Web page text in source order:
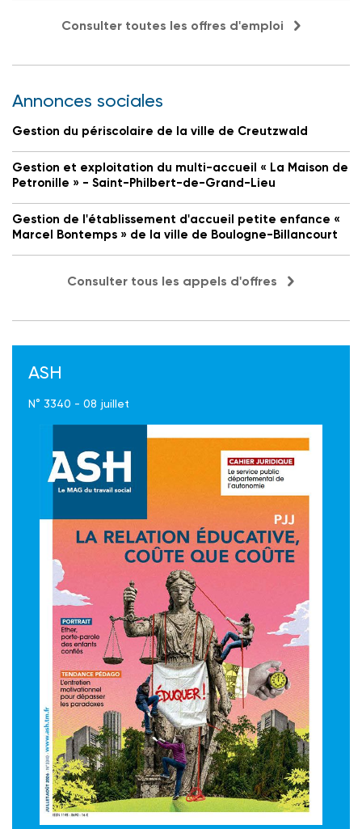
Consulter toutes les offres d'emploi
Annonces sociales
Gestion du périscolaire de la ville de Creutzwald
Gestion et exploitation du multi-accueil « La Maison de
Petronille » - Saint-Philbert-de-Grand-Lieu
Gestion de l'établissement d'accueil petite enfance «
Marcel Bontemps » de la ville de Boulogne-Billancourt
Consulter tous les appels d'offres
ASH
N° 3340 - 08 juillet